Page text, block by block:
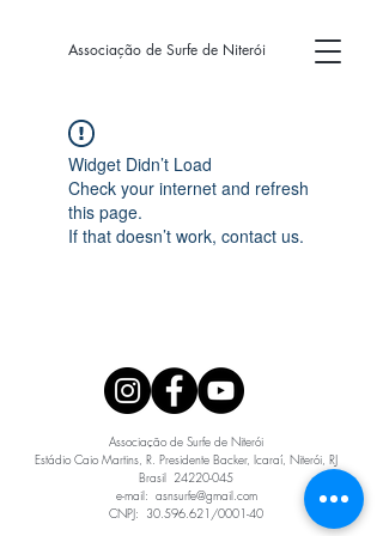
Associação de Surfe de Niterói
Widget Didn’t Load
Check your internet and refresh
this page.
If that doesn’t work, contact us.
Associação de Surfe de Niterói
Estádio Caio Martins, R. Presidente Backer, Icaraí, Niterói, RJ
Brasil  24220-045
e-mail:  asnsurfe@gmail.com
CNPJ:  30.596.621/0001-40